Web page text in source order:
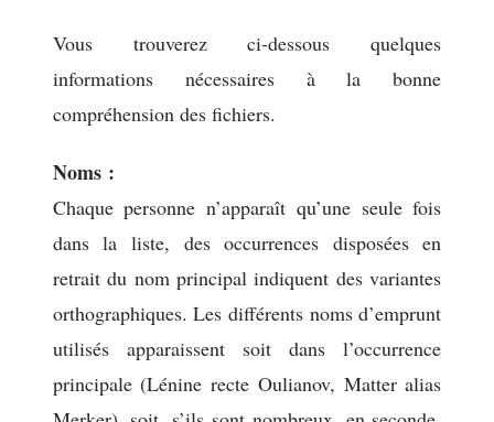
Vous trouverez ci-dessous quelques
informations nécessaires à la bonne
compréhension des fichiers.
Noms :
Chaque personne n’apparaît qu’une seule fois
dans la liste, des occurrences disposées en
retrait du nom principal indiquent des variantes
orthographiques. Les différents noms d’emprunt
utilisés apparaissent soit dans l’occurrence
principale (Lénine recte Oulianov, Matter alias